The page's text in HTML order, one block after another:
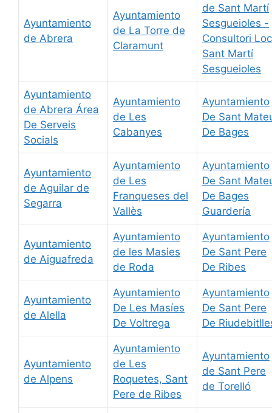
Ayuntamiento
de Abrera
Ayuntamiento
de La Torre de
Claramunt
de Sant Martí
Sesgueioles -
Consultori
Sant Martí
Sesgueioles
Ayuntamiento
de Abrera Área
De Serveis
Socials
Ayuntamiento
de Les
Cabanyes
Ayuntamiento
De Sant
De Bages
Ayuntamiento
de Aguilar de
Segarra
Ayuntamiento
de Les
Franqueses del
Vallès
Ayuntamiento
De Sant
De Bages
Guardería
Ayuntamiento
de Aiguafreda
Ayuntamiento
de les Masies
de Roda
Ayuntamiento
De Sant Pere
De Ribes
Ayuntamiento
de Alella
Ayuntamiento
De Les Masíes
De Voltrega
Ayuntamiento
De Sant Pere
De
Ayuntamiento
de Alpens
Ayuntamiento
de Les
Roquetes, Sant
Pere de Ribes
Ayuntamiento
de Sant Pere
de Torelló